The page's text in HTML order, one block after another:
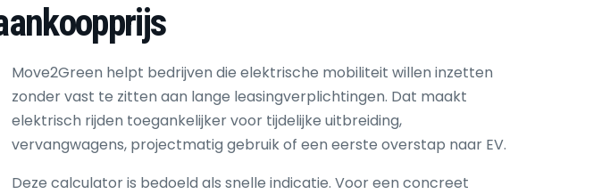
Move2Green helpt bedrijven die elektrische mobiliteit willen inzetten
zonder vast te zitten aan lange leasingverplichtingen. Dat maakt
elektrisch rijden toegankelijker voor tijdelijke uitbreiding,
vervangwagens, projectmatig gebruik of een eerste overstap naar EV.
Deze calculator is bedoeld als snelle indicatie. Voor een concreet